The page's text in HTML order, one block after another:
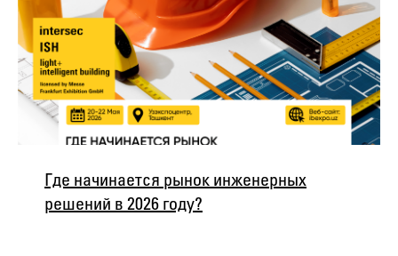
Где начинается рынок инженерных
решений в 2026 году?